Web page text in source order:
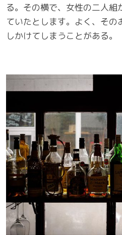
る。その横で、女性の二人組
ていたとします。よく、その
しかけてしまうことがある。